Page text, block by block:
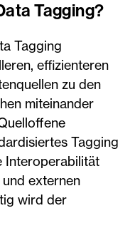
Tagging?
Tagging
effizienteren
zu den
miteinander
Tagging
Interoperabilität
externen
wird der